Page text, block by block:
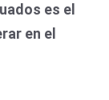
es el
en el